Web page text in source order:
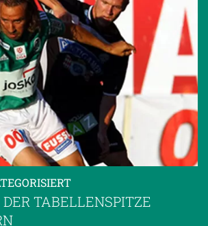
TABELLENSPITZE